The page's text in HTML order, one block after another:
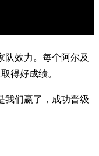
队效力。每个阿尔及
得好成绩。
我们赢了，成功晋级